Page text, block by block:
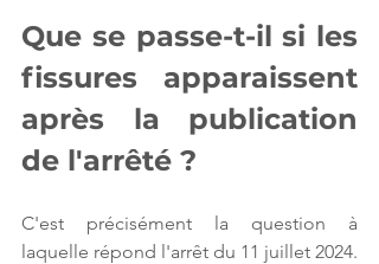
Que se passe-t-il si les
fissures apparaissent
après la publication
de l'arrêté ?
C'est précisément la question à
laquelle répond l'arrêt du 11 juillet 2024.